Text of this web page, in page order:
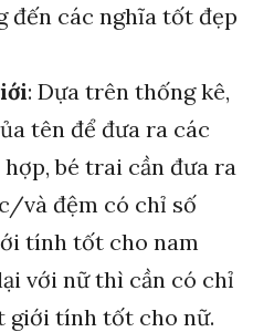
đến các nghĩa tốt đẹp
: Dựa trên thống kê,
tên để đưa ra các
bé trai cần đưa ra
và đệm có chỉ số
tính tốt cho nam
với nữ thì cần có chỉ
giới tính tốt cho nữ.